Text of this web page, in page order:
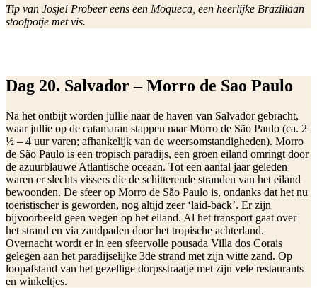
Tip van Josje! Probeer eens een Moqueca, een heerlijke Braziliaan
stoofpotje met vis.
Dag 20. Salvador – Morro de Sao Paulo
Na het ontbijt worden jullie naar de haven van Salvador gebracht,
waar jullie op de catamaran stappen naar Morro de São Paulo (ca. 2
½ – 4 uur varen; afhankelijk van de weersomstandigheden). Morro
de São Paulo is een tropisch paradijs, een groen eiland omringt door
de azuurblauwe Atlantische oceaan. Tot een aantal jaar geleden
waren er slechts vissers die de schitterende stranden van het eiland
bewoonden. De sfeer op Morro de São Paulo is, ondanks dat het nu
toeristischer is geworden, nog altijd zeer ‘laid-back’. Er zijn
bijvoorbeeld geen wegen op het eiland. Al het transport gaat over
het strand en via zandpaden door het tropische achterland.
Overnacht wordt er in een sfeervolle pousada Villa dos Corais
gelegen aan het paradijselijke 3de strand met zijn witte zand. Op
loopafstand van het gezellige dorpsstraatje met zijn vele restaurants
en winkeltjes.